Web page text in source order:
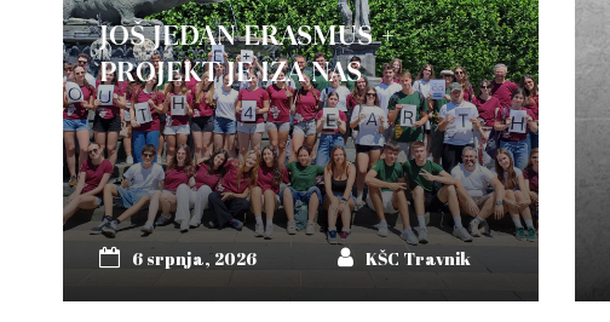
JOŠ JEDAN ERASMUS +
PROJEKT JE IZA NAS
6 srpnja, 2026 KŠC Travnik